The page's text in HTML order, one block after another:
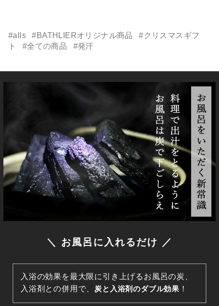
#alls #BATHLIERオリジナル商品
#クリスマスギフ
ト
#全ての商品 #発汗
＼ お風呂に入れるだけ ／
入浴の効果を最大限に引き上げるお風呂の炭、
入浴剤との併用で、炭と入浴剤のダブル効果 ！